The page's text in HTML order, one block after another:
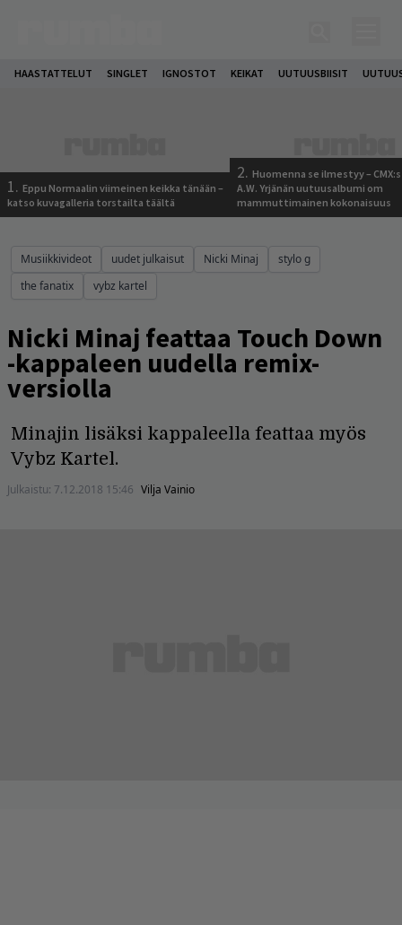
HAASTATTELUT SINGLET IGNOSTOT KEIKAT UUTUUSBIISIT
1. Eppu Normaalin viimeinen keikka tänään –
katso kuvagalleria torstailta täältä
2. Huomenna se ilmestyy –
A.W. Yrjänän uutuusalbumi om
mammuttimainen kokonaisuus
Musiikkivideot uudet julkaisut Nicki Minaj
stylo g
the fanatix
vybz kartel
Nicki Minaj feattaa Touch Down
-kappaleen uudella remix-
versiolla
Minajin lisäksi kappaleella feattaa myös
Vybz Kartel.
Julkaistu: 7.12.2018 15:46 Vilja Vainio